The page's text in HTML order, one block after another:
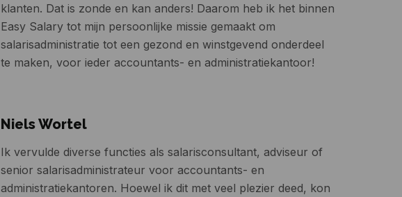
klanten. Dat is zonde en kan anders! Daarom heb ik het binnen
Easy Salary tot mijn persoonlijke missie gemaakt om
salarisadministratie tot een gezond en winstgevend onderdeel
te maken, voor ieder accountants- en administratiekantoor!
Niels Wortel
Ik vervulde diverse functies als salarisconsultant, adviseur of
senior salarisadministrateur voor accountants- en
administratiekantoren. Hoewel ik dit met veel plezier deed, kon